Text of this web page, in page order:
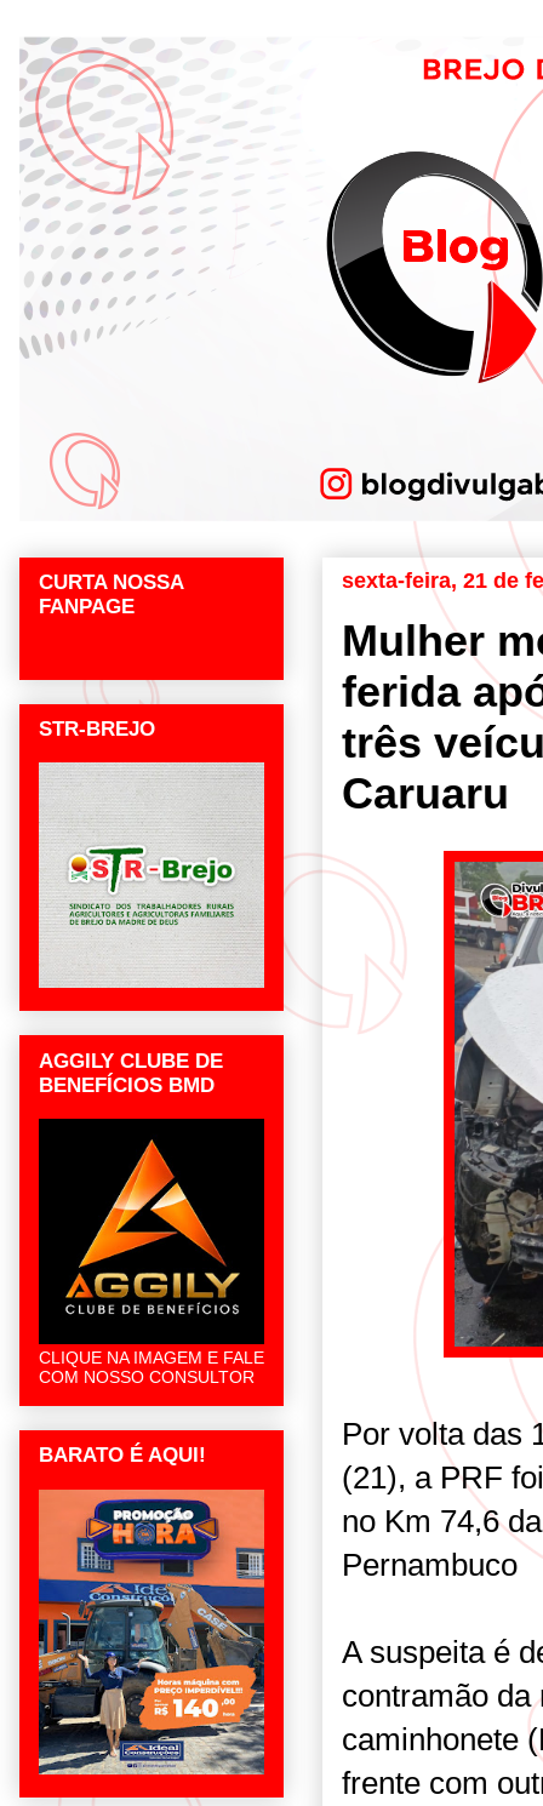
sexta-feira, 21 de
Mulher
ferida
três
Caruaru
Por volta das
(21), a PRF
no Km 74,6
Pernambuco
A suspeita é
contramão da
caminhonete
frente com
CURTA NOSSA
FANPAGE
STR-BREJO
AGGILY CLUBE DE
BENEFÍCIOS BMD
CLIQUE NA IMAGEM E FALE
COM NOSSO CONSULTOR
BARATO É AQUI!